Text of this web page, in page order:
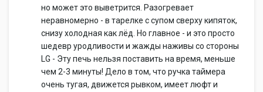
но может это выветрится. Разогревает
неравномерно - в тарелке с супом сверху кипяток,
снизу холодная как лёд. Но главное - и это просто
шедевр уродливости и жажды наживы со стороны
LG - Эту печь нельзя поставить на время, меньше
чем 2-3 минуты! Дело в том, что ручка таймера
очень тугая, движется рывком, имеет люфт и